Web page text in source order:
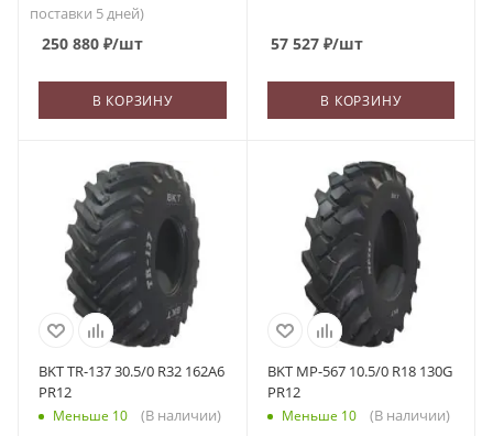
поставки 5 дней)
250 880 ₽/шт
В КОРЗИНУ
57 527₽/шт
В КОРЗИНУ
BKT TR-137 30.5/0 R32 162A6
PR12
Меньше 10 (В наличии)
BKT MP-567 10.5/0 R18 130G
PR12
Меньше 10 (В наличии)